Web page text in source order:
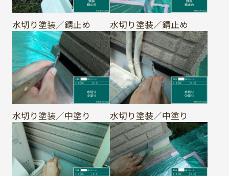
水切り塗装／錆止め 水切り塗装／錆止め
水切り塗装／中塗り 水切り塗装／中塗り